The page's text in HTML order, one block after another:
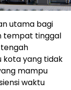
utama bagi
tempat tinggal
kota yang tidak
mampu
waktu